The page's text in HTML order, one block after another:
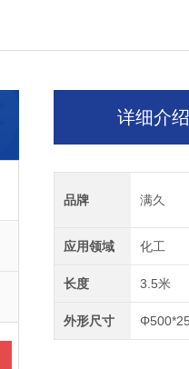
详细介绍
品牌 满久
应用领域 化工
长度 3.5米
外形尺寸